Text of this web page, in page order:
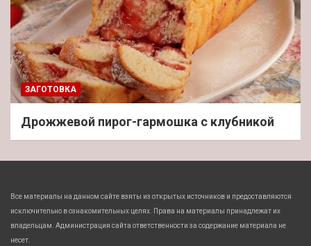
ЗАГОТОВКА
Дрожжевой пирог-гармошка с клубникой
Все материалы на данном сайте взяты из открытых источников и предоставляются
исключительно в ознакомительных целях. Права на материалы принадлежат их
владельцам. Администрация сайта ответственности за содержание материала не
несет.